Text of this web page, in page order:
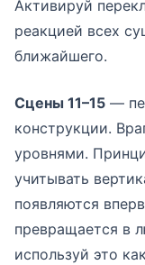
Активируй
реакцией всех
ближайшего.
Сцены 11–15 —
конструкции.
уровнями.
учитывать
появляются
превращается в
используй это